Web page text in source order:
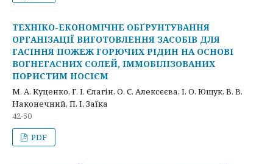
ТЕХНІКО-ЕКОНОМІЧНЕ ОБҐРУНТУВАННЯ
ОРГАНІЗАЦІЇ ВИГОТОВЛЕННЯ ЗАСОБІВ ДЛЯ
ГАСІННЯ ПОЖЕЖ ГОРЮЧИХ РІДИН НА ОСНОВІ
ВОГНЕГАСНИХ СОЛЕЙ, ІММОБІЛІЗОВАНИХ
ПОРИСТИМ НОСІЄМ
М. А. Куценко, Г. І. Єлагін, О. С. Алексєєва, І. О. Ющук, В. В.
Наконечний, П. І. Заїка
42-50
PDF